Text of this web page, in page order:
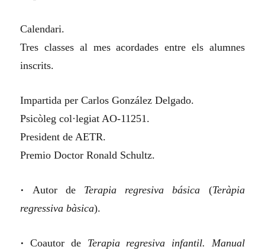
Calendari.
Tres classes al mes acordades entre els alumnes
inscrits.
Impartida per Carlos González Delgado.
Psicòleg col·legiat AO-11251.
President de AETR.
Premio Doctor Ronald Schultz.
• Autor de Terapia regresiva básica (Teràpia
regressiva bàsica).
•Coautor de Terapia regresiva infantil. Manual